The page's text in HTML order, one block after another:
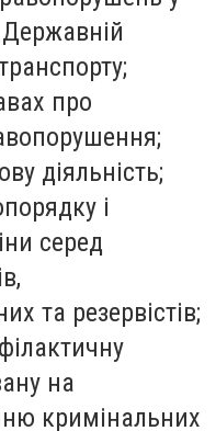
про
діяльність;
і
серед
та резервістів;
на
кримінальних